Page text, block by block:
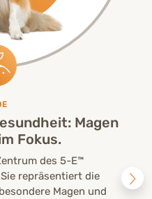
Magen
Fokus.
des 5-E™
repräsentiert die
Magen und